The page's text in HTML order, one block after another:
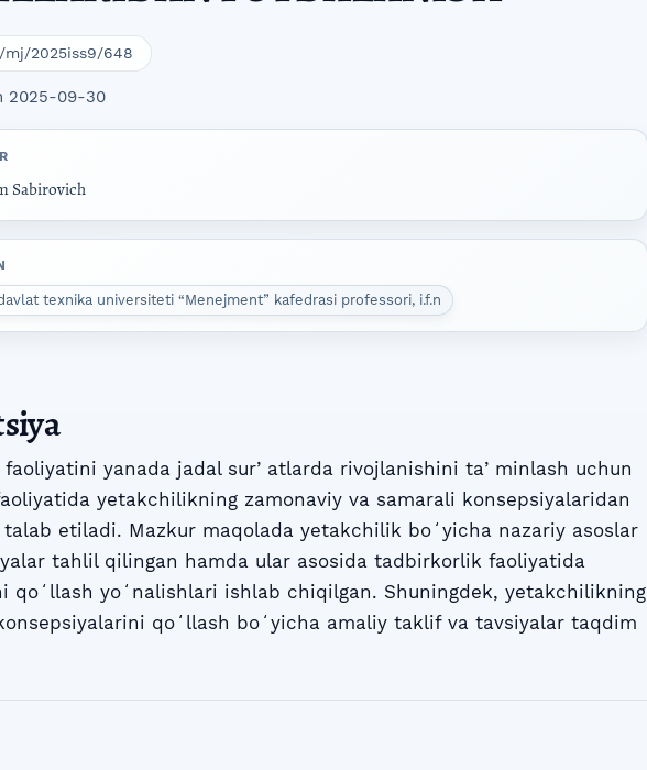
mj/2025iss9/648
2025-09-30
Sabirovich
texnika universiteti “Menejment” kafedrasi professori, i.f.n
faoliyatini yanada jadal surʼatlarda rivojlanishini taʼminlash uchun
yetakchilikning zamonaviy va samarali konsepsiyalaridan
etiladi. Mazkur maqolada yetakchilik boʻyicha nazariy asoslar
tahlil qilingan hamda ular asosida tadbirkorlik faoliyatida
qoʻllash yoʻnalishlari ishlab chiqilgan. Shuningdek, yetakchilikning
qoʻllash boʻyicha amaliy taklif va tavsiyalar taqdim